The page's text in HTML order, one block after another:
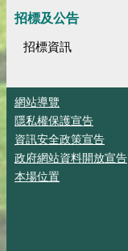
招標及公告
招標資訊
網站導覽
隱私權保護宣告
資訊安全政策宣告
政府網站資料開放宣告
本場位置